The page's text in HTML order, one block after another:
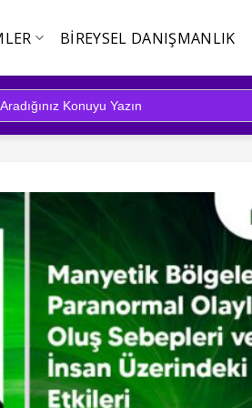
BIREYSEL DANIŞMANLIK